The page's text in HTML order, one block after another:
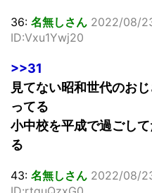
36: 名無しさん 2022/08/
ID:Vxu1Ywj20
>>31
見てない昭和世代のお
ってる
小中校を平成で過ごし
る
43: 名無しさん 2022/08/